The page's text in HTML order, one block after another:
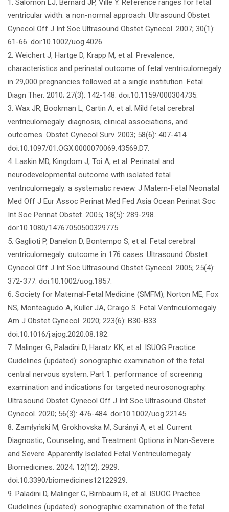
ventricular width: a non-normal approach. Ultrasound Obstet
Gynecol Off J Int Soc Ultrasound Obstet Gynecol. 2007; 30(1):
61-66. doi:10.1002/uog.4026.
2. Weichert J, Hartge D, Krapp M, et al. Prevalence,
characteristics and perinatal outcome of fetal ventriculomegaly
in 29,000 pregnancies followed at a single institution. Fetal
Diagn Ther. 2010; 27(3): 142-148. doi:10.1159/000304735.
3. Wax JR, Bookman L, Cartin A, et al. Mild fetal cerebral
ventriculomegaly: diagnosis, clinical associations, and
outcomes. Obstet Gynecol Surv. 2003; 58(6): 407-414.
doi:10.1097/01.OGX.0000070069.43569.D7.
4. Laskin MD, Kingdom J, Toi A, et al. Perinatal and
neurodevelopmental outcome with isolated fetal
ventriculomegaly: a systematic review. J Matern-Fetal Neonatal
Med Off J Eur Assoc Perinat Med Fed Asia Ocean Perinat Soc
Int Soc Perinat Obstet. 2005; 18(5): 289-298.
doi:10.1080/14767050500329775.
5. Gaglioti P, Danelon D, Bontempo S, et al. Fetal cerebral
ventriculomegaly: outcome in 176 cases. Ultrasound Obstet
Gynecol Off J Int Soc Ultrasound Obstet Gynecol. 2005; 25(4):
372-377. doi:10.1002/uog.1857.
6. Society for Maternal-Fetal Medicine (SMFM), Norton ME, Fox
NS, Monteagudo A, Kuller JA, Craigo S. Fetal Ventriculomegaly.
Am J Obstet Gynecol. 2020; 223(6): B30-B33.
doi:10.1016/j.ajog.2020.08.182.
7. Malinger G, Paladini D, Haratz KK, et al. ISUOG Practice
Guidelines (updated): sonographic examination of the fetal
central nervous system. Part 1: performance of screening
examination and indications for targeted neurosonography.
Ultrasound Obstet Gynecol Off J Int Soc Ultrasound Obstet
Gynecol. 2020; 56(3): 476-484. doi:10.1002/uog.22145.
8. Zamłyński M, Grokhovska M, Surányi A, et al. Current
Diagnostic, Counseling, and Treatment Options in Non-Severe
and Severe Apparently Isolated Fetal Ventriculomegaly.
Biomedicines. 2024; 12(12): 2929.
doi:10.3390/biomedicines12122929.
9. Paladini D, Malinger G, Birnbaum R, et al. ISUOG Practice
Guidelines (updated): sonographic examination of the fetal